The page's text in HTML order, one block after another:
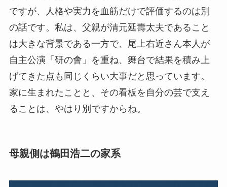
ですが、人格や実力を血筋だけで評価するのは別
の話です。私は、父親が清元延壽太夫であること
は大きな背景である一方で、尾上右近さん本人が
自主公演「研の會」を重ね、舞台で結果を積み上
げてきた点も同じくらい大事だと思っています。
家に生まれたことと、その看板を自分の芸で支え
ることは、やはり別ですからね。
母親側は鶴田浩二の家系